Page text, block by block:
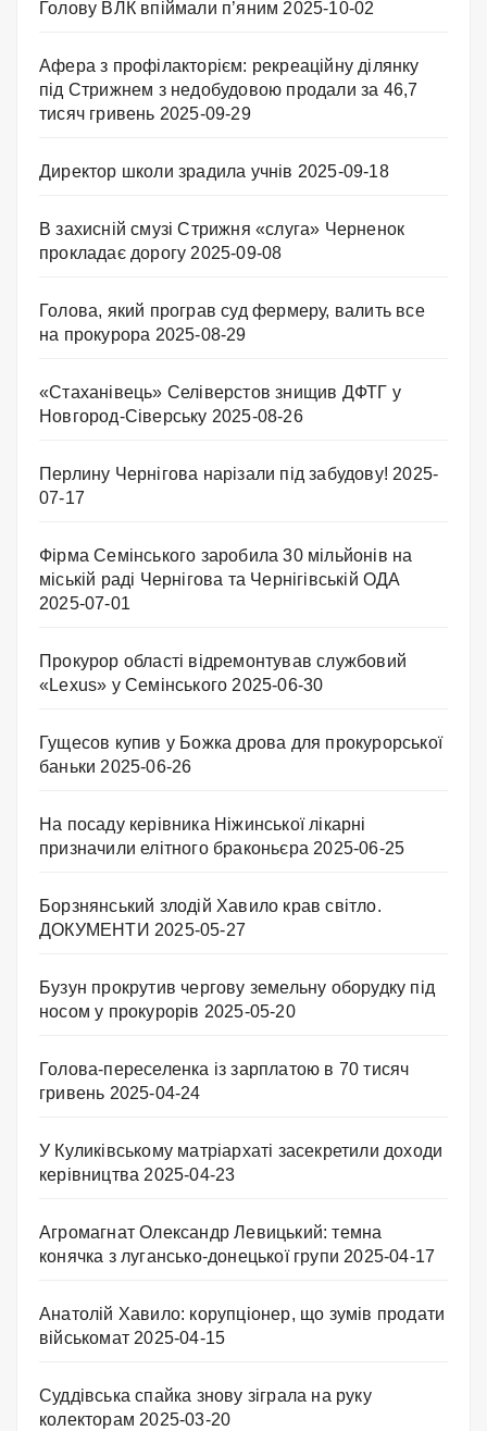
Голову ВЛК впіймали п’яним 2025-10-02
Афера з профілакторієм: рекреаційну ділянку
під Стрижнем з недобудовою продали за 46,7
тисяч гривень 2025-09-29
Директор школи зрадила учнів 2025-09-18
В захисній смузі Стрижня «слуга» Черненок
прокладає дорогу 2025-09-08
Голова, який програв суд фермеру, валить все
на прокурора 2025-08-29
«Стаханівець» Селіверстов знищив ДФТГ у
Новгород-Сіверську 2025-08-26
Перлину Чернігова нарізали під забудову! 2025-
07-17
Фірма Семінського заробила 30 мільйонів на
міській раді Чернігова та Чернігівській ОДА
2025-07-01
Прокурор області відремонтував службовий
«Lexus» у Семінського 2025-06-30
Гущесов купив у Божка дрова для прокурорської
баньки 2025-06-26
На посаду керівника Ніжинської лікарні
призначили елітного браконьєра 2025-06-25
Борзнянський злодій Хавило крав світло.
ДОКУМЕНТИ 2025-05-27
Бузун прокрутив чергову земельну оборудку під
носом у прокурорів 2025-05-20
Голова-переселенка із зарплатою в 70 тисяч
гривень 2025-04-24
У Куликівському матріархаті засекретили доходи
керівництва 2025-04-23
Агромагнат Олександр Левицький: темна
конячка з лугансько-донецької групи 2025-04-17
Анатолій Хавило: корупціонер, що зумів продати
військомат 2025-04-15
Суддівська спайка знову зіграла на руку
колекторам 2025-03-20